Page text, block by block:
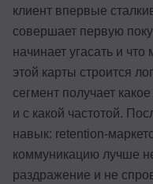
клиент впервые
совершает первую
начинает угасать и
этой карты строится
сегмент получает
и с какой частотой.
навык: retention-
коммуникацию лучше
раздражение и не